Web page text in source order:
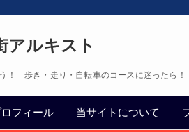
アルキスト
！ 歩き・走り・自転車のコースに迷ったら！
フィール 当サイトについて